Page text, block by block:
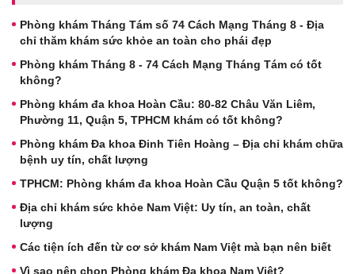
Phòng khám Tháng Tám số 74 Cách Mạng Tháng 8 - Địa
chỉ thăm khám sức khỏe an toàn cho phái đẹp
Phòng khám Tháng 8 - 74 Cách Mạng Tháng Tám có tốt
không?
Phòng khám đa khoa Hoàn Cầu: 80-82 Châu Văn Liêm,
Phường 11, Quận 5, TPHCM khám có tốt không?
Phòng khám Đa khoa Đinh Tiên Hoàng – Địa chỉ khám chữa
bệnh uy tín, chất lượng
TPHCM: Phòng khám đa khoa Hoàn Cầu Quận 5 tốt không?
Địa chỉ khám sức khỏe Nam Việt: Uy tín, an toàn, chất
lượng
Các tiện ích đến từ cơ sở khám Nam Việt mà bạn nên biết
Vì sao nên chọn Phòng khám Đa khoa Nam Việt?